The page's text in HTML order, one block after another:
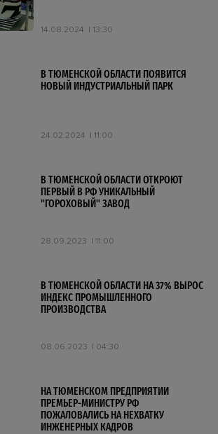
14.08.2024 13:30
В ТЮМЕНСКОЙ ОБЛАСТИ ПОЯВИТСЯ
НОВЫЙ ИНДУСТРИАЛЬНЫЙ ПАРК
24.02.2024 11:00
В ТЮМЕНСКОЙ ОБЛАСТИ ОТКРОЮТ
ПЕРВЫЙ В РФ УНИКАЛЬНЫЙ
"ГОРОХОВЫЙ" ЗАВОД
28.09.2023 11:00
В ТЮМЕНСКОЙ ОБЛАСТИ НА 37% ВЫРОС
ИНДЕКС ПРОМЫШЛЕННОГО
ПРОИЗВОДСТВА
08.06.2023 04:30
НА ТЮМЕНСКОМ ПРЕДПРИЯТИИ
ПРЕМЬЕР-МИНИСТРУ РФ
ПОЖАЛОВАЛИСЬ НА НЕХВАТКУ
ИНЖЕНЕРНЫХ КАДРОВ